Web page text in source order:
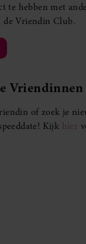
te hebben met
de Vriendin Club.
Vriendinnen
of zoek je
Kijk hier